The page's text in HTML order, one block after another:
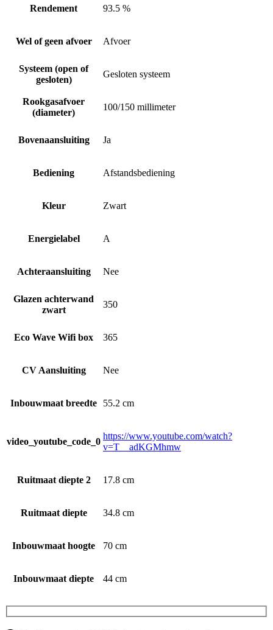
Rendement 93.5 %
Wel of geen afvoer Afvoer
Systeem (open of
gesloten)
Gesloten systeem
Rookgasafvoer
(diameter)
100/150 millimeter
Bovenaansluiting Ja
Bediening Afstandsbediening
Kleur Zwart
Energielabel A
Achteraansluiting Nee
Glazen achterwand
zwart
350
Eco Wave Wifi box 365
CV Aansluiting Nee
Inbouwmaat breedte 55.2 cm
video_youtube_code_0
https://www.youtube.com/watch?
v=T__adKGMhmw
Ruitmaat diepte 2 17.8 cm
Ruitmaat diepte 34.8 cm
Inbouwmaat hoogte 70 cm
Inbouwmaat diepte 44 cm